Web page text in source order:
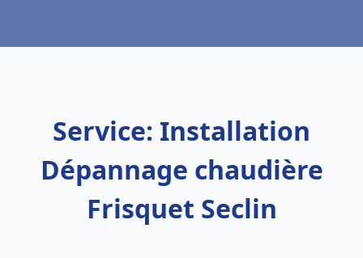
Service: Installation
Dépannage chaudière
Frisquet Seclin